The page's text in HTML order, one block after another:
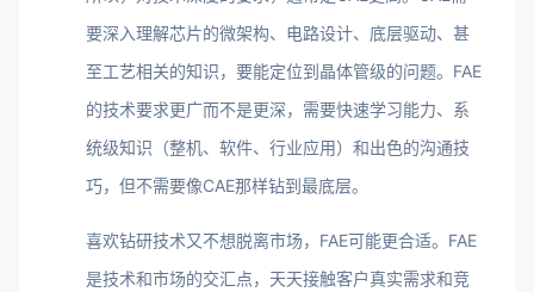
要深入理解芯片的微架构、电路设计、底层驱动、甚
至工艺相关的知识，要能定位到晶体管级的问题。FAE
的技术要求更广而不是更深，需要快速学习能力、系
统级知识（整机、软件、行业应用）和出色的沟通技
巧，但不需要像CAE那样钻到最底层。
喜欢钻研技术又不想脱离市场，FAE可能更合适。FAE
是技术和市场的交汇点，天天接触客户真实需求和竞